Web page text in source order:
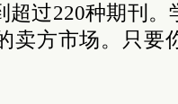
超过220种期刊
卖方市场。只要